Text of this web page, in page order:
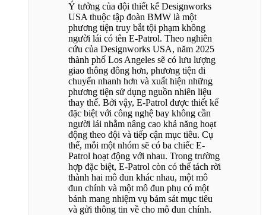
Ý tưởng của đội thiết kế Designworks
USA thuộc tập đoàn BMW là một
phương tiện truy bắt tội phạm không
người lái có tên E-Patrol. Theo nghiên
cứu của Designworks USA, năm 2025
thành phố Los Angeles sẽ có lưu lượng
giao thông đông hơn, phương tiện di
chuyển nhanh hơn và xuất hiện những
phương tiện sử dụng nguồn nhiên liệu
thay thế. Bởi vậy, E-Patrol được thiết kế
đặc biệt với công nghệ bay không cần
người lái nhằm nâng cao khả năng hoạt
động theo đội và tiếp cận mục tiêu. Cụ
thể, mỗi một nhóm sẽ có ba chiếc E-
Patrol hoạt động với nhau. Trong trường
hợp đặc biệt, E-Patrol còn có thể tách rời
thành hai mô đun khác nhau, một mô
đun chính và một mô đun phụ có một
bánh mang nhiệm vụ bám sát mục tiêu
và gửi thông tin về cho mô đun chính.